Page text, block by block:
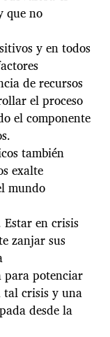
que no
y en todos
de recursos
el proceso
el componente
también
exalte
mundo
en crisis
zanjar sus
potenciar
tal crisis y una
desde la